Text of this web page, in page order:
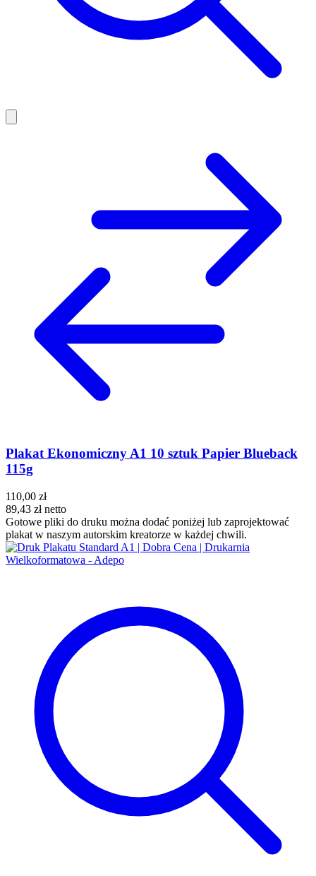
Plakat Ekonomiczny A1 10 sztuk Papier Blueback
115g
110,00 zł
89,43 zł netto
Gotowe pliki do druku można dodać poniżej lub zaprojektować
plakat w naszym autorskim kreatorze w każdej chwili.